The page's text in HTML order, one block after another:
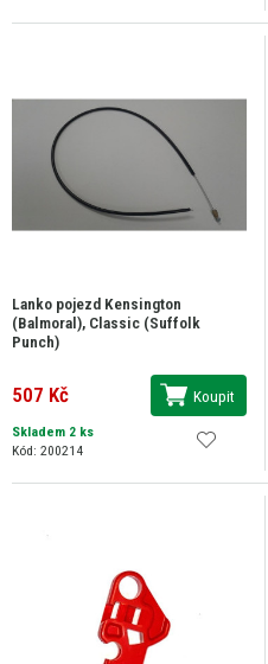
Lanko pojezd Kensington
(Balmoral), Classic (Suffolk
Punch)
507 Kč Koupit
Skladem 2 ks
Kód: 200214